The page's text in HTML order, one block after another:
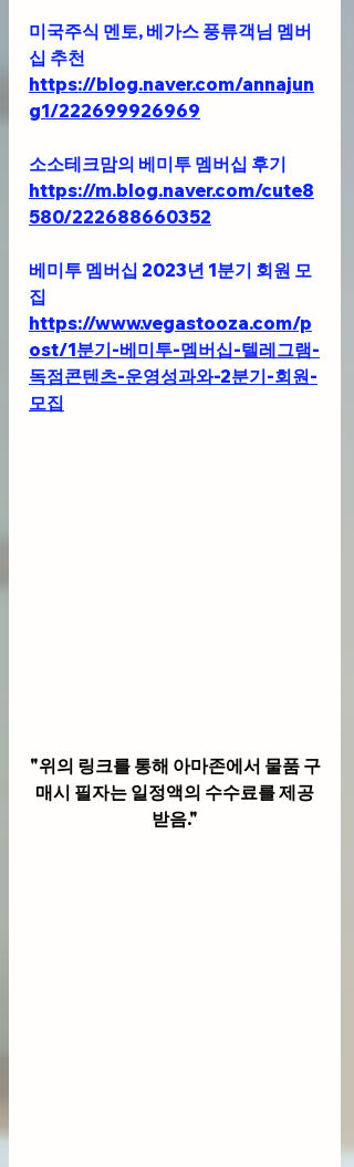
미국주식 멘토, 베가스 풍류객님 멤버
십 추천
https://blog.naver.com/annajun
g1/222699926969
소소테크맘의 베미투 멤버십 후기
https://m.blog.naver.com/cute8
580/222688660352
베미투 멤버십 2023년 1분기 회원 모
집
https://www.vegastooza.com/p
ost/1분기-베미투-멤버십-텔레그램-
독점콘텐츠-운영성과와-2분기-회원-
모집
"위의 링크를 통해 아마존에서 물품 구
매시 필자는 일정액의 수수료를 제공
받음."